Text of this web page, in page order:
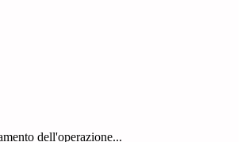
dell'operazione...